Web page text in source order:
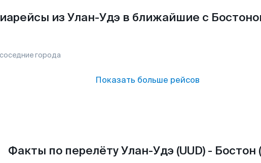
из Улан-Удэ в ближайшие с
города
Показать больше рейсов
Факты по перелёту Улан-Удэ (UUD) - Бостон